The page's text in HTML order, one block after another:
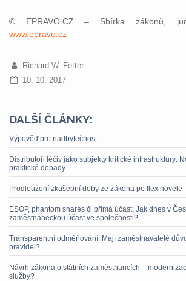
© EPRAVO.CZ – Sbírka zákonů,
www.epravo.cz
Richard W. Fetter
10. 10. 2017
DALŠÍ ČLÁNKY:
Výpověď pro nadbytečnost
Distributoři léčiv jako subjekty kritické infrastruktury:
praktické dopady
Prodloužení zkušební doby ze zákona po flexinovele
ESOP, phantom shares či přímá účast: Jak dnes v
zaměstnaneckou účast ve společnosti?
Transparentní odměňování: Mají zaměstnavatelé
pravidel?
Návrh zákona o státních zaměstnancích –
služby?